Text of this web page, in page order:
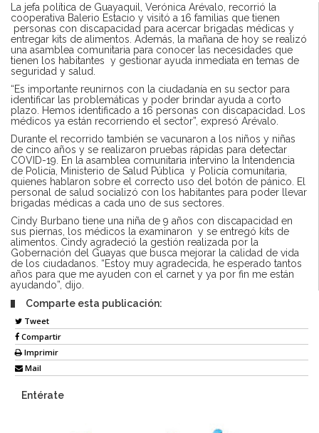
La jefa política de Guayaquil, Verónica Arévalo, recorrió la
cooperativa Balerio Estacio y visitó a 16 familias que tienen
personas con discapacidad para acercar brigadas médicas y
entregar kits de alimentos. Además, la mañana de hoy se realizó
una asamblea comunitaria para conocer las necesidades que
tienen los habitantes y gestionar ayuda inmediata en temas de
seguridad y salud.
“Es importante reunirnos con la ciudadanía en su sector para
identificar las problemáticas y poder brindar ayuda a corto
plazo. Hemos identificado a 16 personas con discapacidad. Los
médicos ya están recorriendo el sector”, expresó Arévalo.
Durante el recorrido también se vacunaron a los niños y niñas
de cinco años y se realizaron pruebas rápidas para detectar
COVID-19. En la asamblea comunitaria intervino la Intendencia
de Policía, Ministerio de Salud Pública y Policía comunitaria,
quienes hablaron sobre el correcto uso del botón de pánico. El
personal de salud socializó con los habitantes para poder llevar
brigadas médicas a cada uno de sus sectores.
Cindy Burbano tiene una niña de 9 años con discapacidad en
sus piernas, los médicos la examinaron y se entregó kits de
alimentos. Cindy agradeció la gestión realizada por la
Gobernación del Guayas que busca mejorar la calidad de vida
de los ciudadanos. “Estoy muy agradecida, he esperado tantos
años para que me ayuden con el carnet y ya por fin me están
ayudando”, dijo.
Comparte esta publicación:
Tweet
Compartir
Imprimir
Mail
Entérate